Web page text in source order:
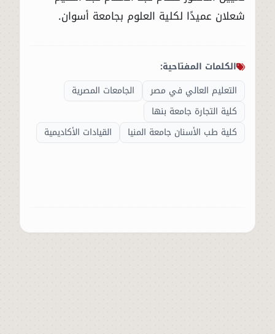
شعلان عميدًا لكلية العلوم بجامعة أسوان.
الكلمات المفتاحية:
التعليم العالي في مصر
الجامعات المصرية
كلية التجارة جامعة بنها
كلية طب الأسنان جامعة المنيا
القيادات الأكاديمية